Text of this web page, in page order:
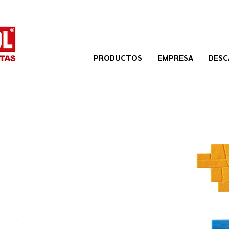
PRODUCTOS EMPRESA